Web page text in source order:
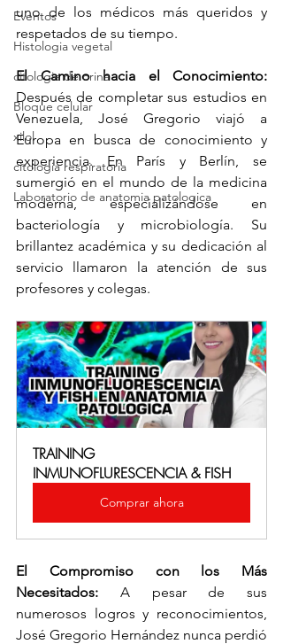
Eventos
Histologia vegetal
citologia de orina
Bloque celular
xilol
citologia respiratoria
Laboratorio de anatomia patologica
uno de los médicos más queridos y
respetados de su tiempo.
El Camino hacia el Conocimiento:
Después de completar sus estudios en
Venezuela, José Gregorio viajó a
Europa en busca de conocimiento y
experiencia. En París y Berlín, se
sumergió en el mundo de la medicina
moderna, especializándose en
bacteriología y microbiología. Su
brillantez académica y su dedicación al
servicio llamaron la atención de sus
profesores y colegas.
TRAINING
INMUNOFLURESCENCIA & FISH
Comprar ahora
El Compromiso con los Más
Necesitados: A pesar de sus
numerosos logros y reconocimientos,
José Gregorio Hernández nunca perdió